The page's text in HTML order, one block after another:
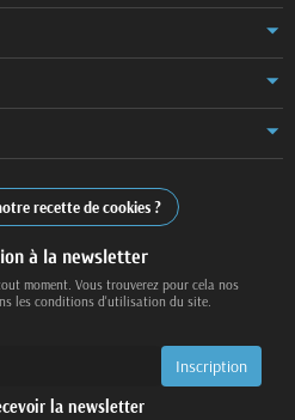
recette de cookies ?
à la newsletter
moment. Vous trouverez pour cela nos
les conditions d'utilisation du site.
la newsletter